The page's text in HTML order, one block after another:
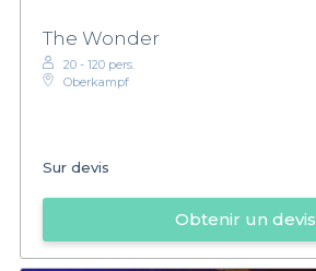
The Wonder
20 - 120 pers.
Oberkampf
Sur devis
Obtenir un devis